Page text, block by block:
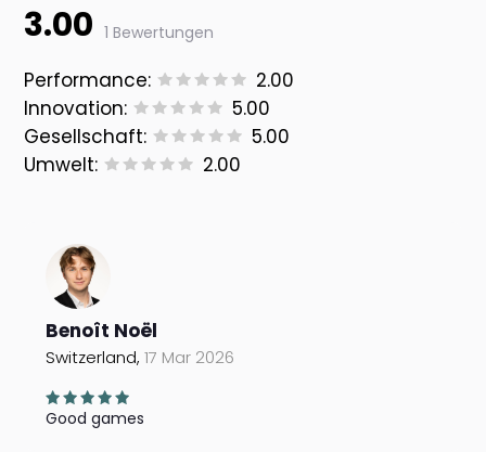
3.00 1 Bewertungen
Performance:
2.00
Innovation:
5.00
Gesellschaft:
5.00
Umwelt:
2.00
Benoît Noël
Switzerland,17 Mar 2026
Good games